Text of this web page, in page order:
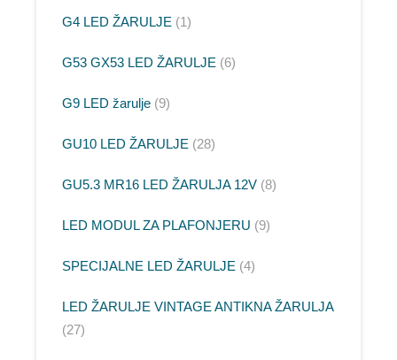
G4 LED ŽARULJE 1
G53 GX53 LED ŽARULJE 6
G9 LED žarulje 9
GU10 LED ŽARULJE 28
GU5.3 MR16 LED ŽARULJA 12V 8
LED MODUL ZA PLAFONJERU 9
SPECIJALNE LED ŽARULJE 4
LED ŽARULJE VINTAGE ANTIKNA ŽARULJA
27